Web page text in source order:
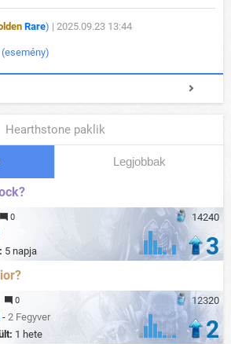
Rare) | 2025.09.23 13:44
(esemény)
Hearthstone paklik
Legjobbak
14240
0
5 napja 3
12320
0
- 2 Fegyver
1 hete 2